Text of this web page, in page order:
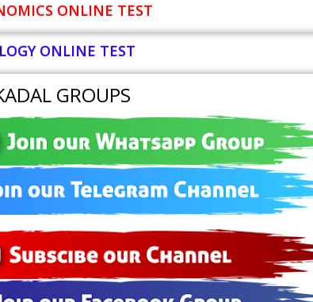
ONLINE TEST
ONLINE TEST
GROUPS